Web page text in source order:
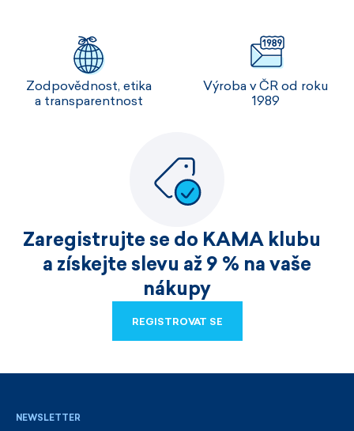
Zodpovědnost, etika
a transparentnost
Výroba v ČR od roku
1989
Zaregistrujte se do KAMA klubu
a získejte slevu až 9 % na vaše
nákupy
REGISTROVAT SE
NEWSLETTER